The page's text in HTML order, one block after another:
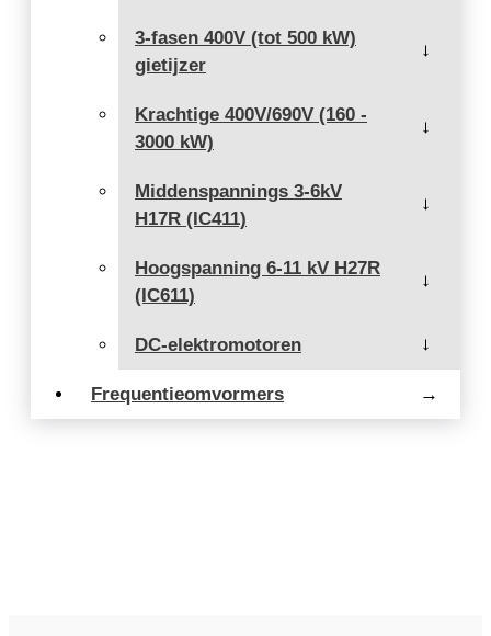
3-fasen 400V (tot 500 kW)
gietijzer
→
Krachtige 400V/690V (160 -
3000 kW)
→
Middenspannings 3-6kV
H17R (IC411)
→
Hoogspanning 6-11 kV H27R
(IC611)
→
DC-elektromotoren →
Frequentieomvormers →